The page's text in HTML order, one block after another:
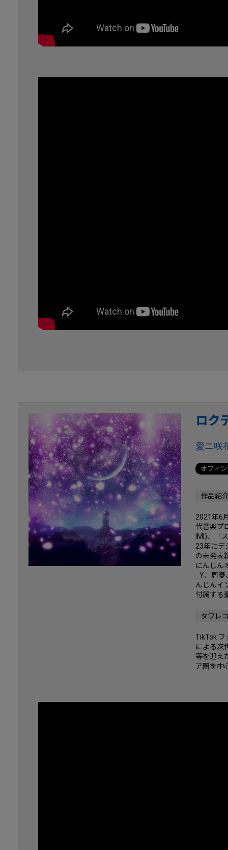
ロク
愛ニ咲
オフィ
作品紹
2021年6
代音楽プ
IMI)、「
23年にデ
の未発表
にんじん
_Y、周
んじんイ
付属する
タワレ
TikTok フ
による次
等を迎え
ア圏を中